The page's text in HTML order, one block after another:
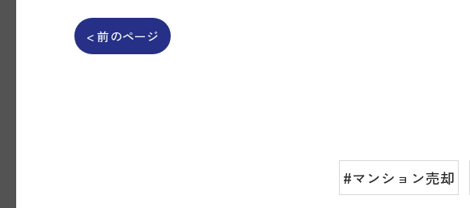
< 前のページ
#マンション売却